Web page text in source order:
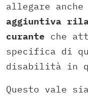
allegare anche
aggiuntiva
curante che
specifica di
disabilità in
Questo vale